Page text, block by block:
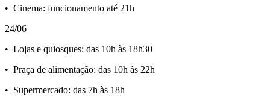
•⁠ ⁠Cinema: funcionamento até 21h
24/06
•⁠ ⁠Lojas e quiosques: das 10h às 18h30
•⁠ ⁠Praça de alimentação: das 10h às 22h
•⁠ ⁠Supermercado: das 7h às 18h